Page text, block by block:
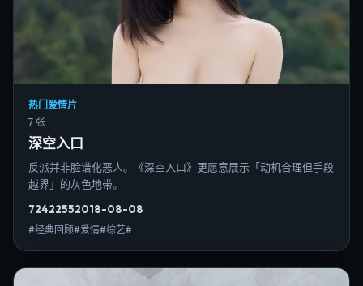
热门爱情片
7 张
深空入口
反派并非脸谱化恶人。《深空入口》更愿意展示「动机合理但手段
越界」的灰色地带。
72422552018-08-08
#经典回顾#爱情#综艺#